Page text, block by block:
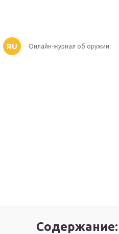
RU Онлайн-журнал об оружии
Содержание: